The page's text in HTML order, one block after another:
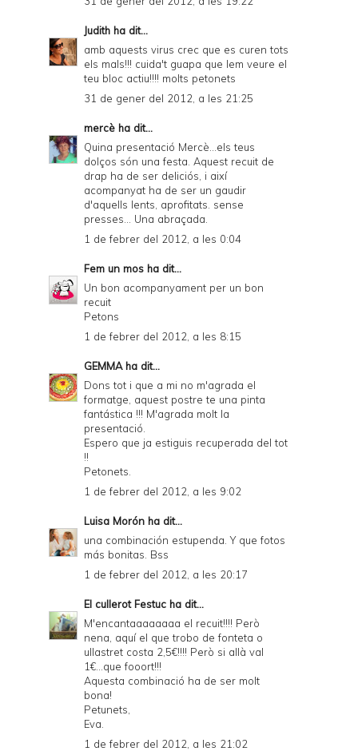
Judith ha dit...
amb aquests virus crec que es curen tots
els mals!!! cuida't guapa que lem veure el
teu bloc actiu!!!! molts petonets
31 de gener del 2012, a les 21:25
mercè ha dit...
Quina presentació Mercè...els teus
dolços són una festa. Aquest recuit de
drap ha de ser deliciós, i així
acompanyat ha de ser un gaudir
d'aquells lents, aprofitats. sense
presses... Una abraçada.
1 de febrer del 2012, a les 0:04
Fem un mos ha dit...
Un bon acompanyament per un bon
recuit
Petons
1 de febrer del 2012, a les 8:15
GEMMAha dit...
Dons tot i que a mi no m'agrada el
formatge, aquest postre te una pinta
fantástica !!! M'agrada molt la
presentació.
Espero que ja estiguis recuperada del tot
!!
Petonets.
1 de febrer del 2012, a les 9:02
Luisa Morón ha dit...
una combinación estupenda. Y que fotos
más bonitas. Bss
1 de febrer del 2012, a les 20:17
El cullerot Festuc ha dit...
M'encantaaaaaaaa el recuit!!!! Però
nena, aquí el que trobo de fonteta o
ullastret costa 2,5€!!!! Però si allà val
1€...que fooort!!!
Aquesta combinació ha de ser molt
bona!
Petunets,
Eva.
1 de febrer del 2012, a les 21:02